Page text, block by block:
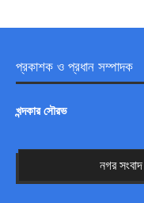
প্রকাশক ও প্রধান সম্পাদক
খন্দকার সৌরভ
নগর